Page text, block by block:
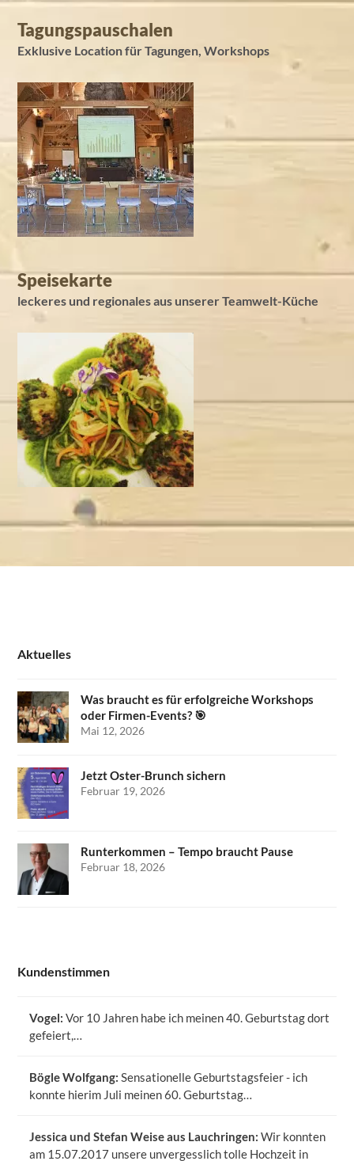
Tagungspauschalen
Exklusive Location für Tagungen, Workshops
Speisekarte
leckeres und regionales aus unserer Teamwelt-Küche
Aktuelles
Was braucht es für erfolgreiche Workshops
oder Firmen-Events? 🎯
Mai 12, 2026
Jetzt Oster-Brunch sichern
Februar 19, 2026
Runterkommen – Tempo braucht Pause
Februar 18, 2026
Kundenstimmen
Vogel:Vor 10 Jahren habe ich meinen 40. Geburtstag dort
gefeiert,…
Bögle Wolfgang:Sensationelle Geburtstagsfeier - ich
konnte hierim Juli meinen 60. Geburtstag…
Jessica und Stefan Weise aus Lauchringen:Wir konnten
am 15.07.2017 unsere unvergesslich tolle Hochzeit in